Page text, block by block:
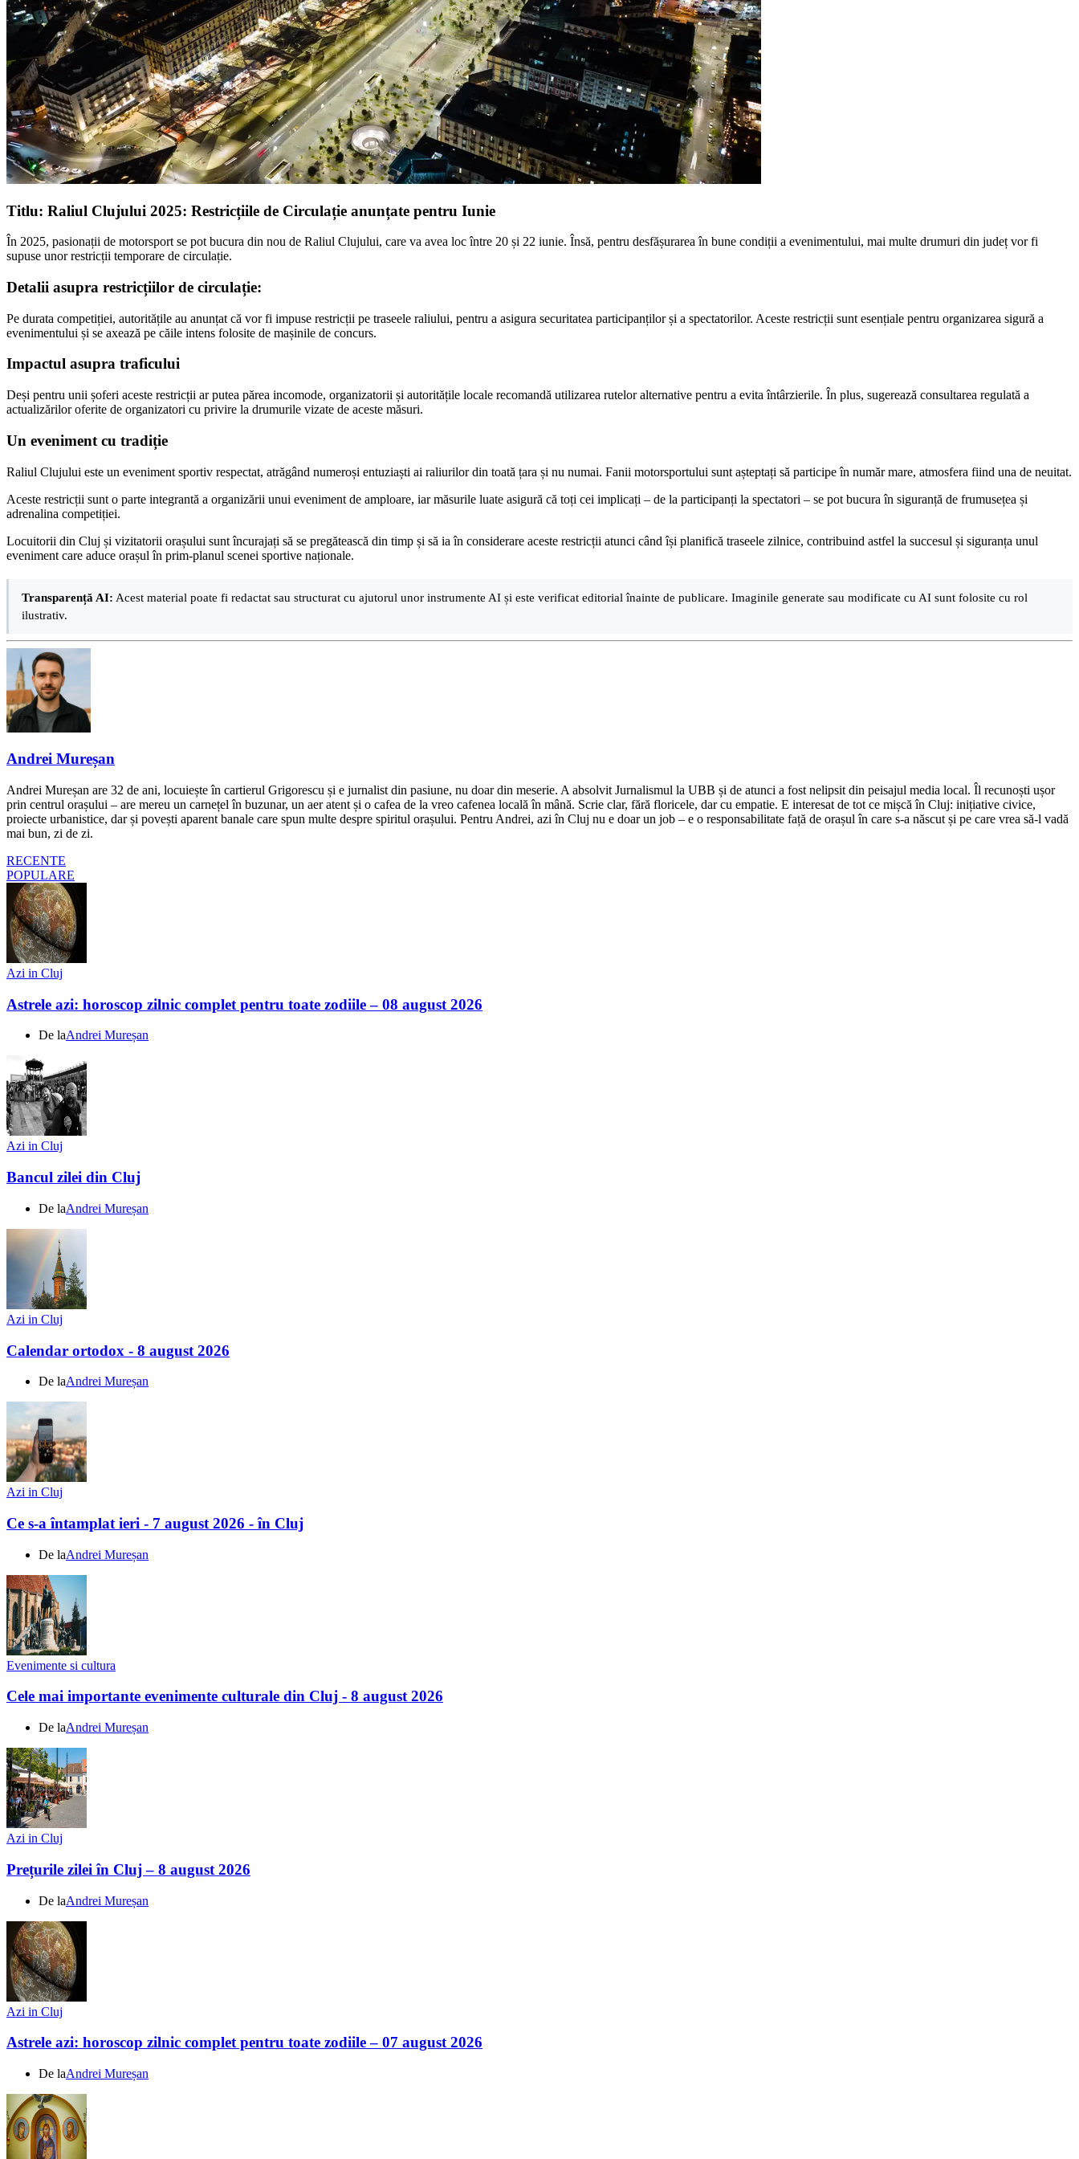
Titlu: Raliul Clujului 2025: Restricțiile de Circulație anunțate pentru Iunie
În 2025, pasionații de motorsport se pot bucura din nou de Raliul Clujului, care va avea loc între 20 și 22 iunie. Însă, pentru desfășurarea în bune condiții a evenimentului, mai multe drumuri din județ vor fi
supuse unor restricții temporare de circulație.
Detalii asupra restricțiilor de circulație:
Pe durata competiției, autoritățile au anunțat că vor fi impuse restricții pe traseele raliului, pentru a asigura securitatea participanților și a spectatorilor. Aceste restricții sunt esențiale pentru organizarea sigură a
evenimentului și se axează pe căile intens folosite de mașinile de concurs.
Impactul asupra traficului
Deși pentru unii șoferi aceste restricții ar putea părea incomode, organizatorii și autoritățile locale recomandă utilizarea rutelor alternative pentru a evita întârzierile. În plus, sugerează consultarea regulată a
actualizărilor oferite de organizatori cu privire la drumurile vizate de aceste măsuri.
Un eveniment cu tradiție
Raliul Clujului este un eveniment sportiv respectat, atrăgând numeroși entuziaști ai raliurilor din toată țara și nu numai. Fanii motorsportului sunt așteptați să participe în număr mare, atmosfera fiind una de neuitat.
Aceste restricții sunt o parte integrantă a organizării unui eveniment de amploare, iar măsurile luate asigură că toți cei implicați – de la participanți la spectatori – se pot bucura în siguranță de frumusețea și
adrenalina competiției.
Locuitorii din Cluj și vizitatorii orașului sunt încurajați să se pregătească din timp și să ia în considerare aceste restricții atunci când își planifică traseele zilnice, contribuind astfel la succesul și siguranța unul
eveniment care aduce orașul în prim-planul scenei sportive naționale.
Transparență AI: Acest material poate fi redactat sau structurat cu ajutorul unor instrumente AI și este verificat editorial înainte de publicare. Imaginile generate sau modificate cu AI sunt folosite cu rol
ilustrativ.
Andrei Mureșan
Andrei Mureșan are 32 de ani, locuiește în cartierul Grigorescu și e jurnalist din pasiune, nu doar din meserie. A absolvit Jurnalismul la UBB și de atunci a fost nelipsit din peisajul media local. Îl recunoști ușor
prin centrul orașului – are mereu un carnețel în buzunar, un aer atent și o cafea de la vreo cafenea locală în mână. Scrie clar, fără floricele, dar cu empatie. E interesat de tot ce mișcă în Cluj: inițiative civice,
proiecte urbanistice, dar și povești aparent banale care spun multe despre spiritul orașului. Pentru Andrei, azi în Cluj nu e doar un job – e o responsabilitate față de orașul în care s-a născut și pe care vrea să-l vadă
mai bun, zi de zi.
RECENTE
POPULARE
Azi in Cluj
Astrele azi: horoscop zilnic complet pentru toate zodiile – 08 august 2026
De laAndrei Mureșan
Azi in Cluj
Bancul zilei din Cluj
De laAndrei Mureșan
Azi in Cluj
Calendar ortodox - 8 august 2026
De laAndrei Mureșan
Azi in Cluj
Ce s-a întamplat ieri - 7 august 2026 - în Cluj
De laAndrei Mureșan
Evenimente si cultura
Cele mai importante evenimente culturale din Cluj - 8 august 2026
De laAndrei Mureșan
Azi in Cluj
Prețurile zilei în Cluj – 8 august 2026
De laAndrei Mureșan
Azi in Cluj
Astrele azi: horoscop zilnic complet pentru toate zodiile – 07 august 2026
De laAndrei Mureșan